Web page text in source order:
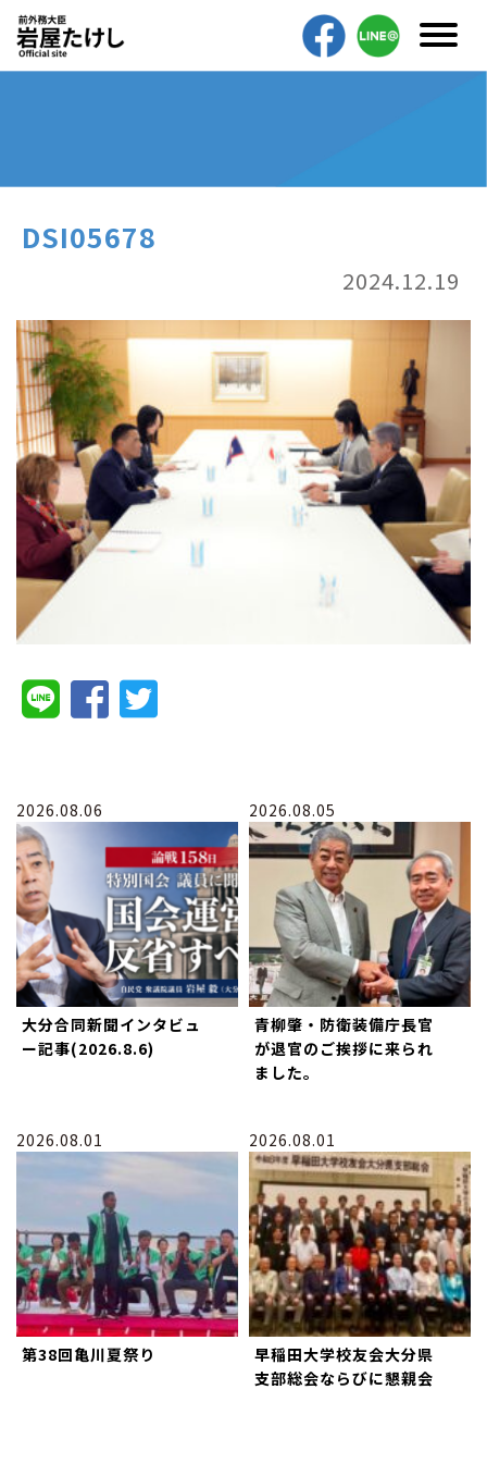
DSI05678
2024.12.19
2026.08.06
大分合同新聞インタビュ
ー記事(2026.8.6)
2026.08.05
青柳肇・防衛装備庁長官
が退官のご挨拶に来られ
ました。
2026.08.01
第38回亀川夏祭り
2026.08.01
早稲田大学校友会大分県
支部総会ならびに懇親会